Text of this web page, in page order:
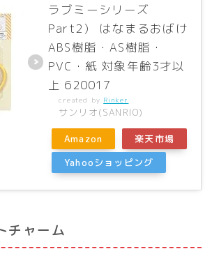
ラブミーシリーズ
Part2） はなまるおばけ
ABS樹脂・AS樹脂・
PVC・紙 対象年齢3才以
上 620017
created by Rinker
サンリオ(SANRIO)
Amazon
楽天市場
Yahooショッピング
チャーム